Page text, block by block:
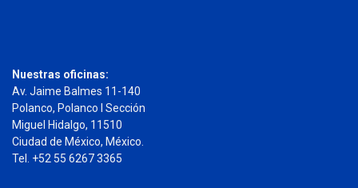
Nuestras oficinas:
Av. Jaime Balmes 11-140
Polanco, Polanco I Sección
Miguel Hidalgo, 11510
Ciudad de México, México.
Tel. +52 55 6267 3365